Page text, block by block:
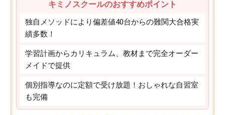
キミノスクールのおすすめポイント
独自メソッドにより偏差値40台からの難関大合格実
績多数！
学習計画からカリキュラム、教材まで完全オーダー
メイドで提供
個別指導なのに定額で受け放題！おしゃれな自習室
も完備